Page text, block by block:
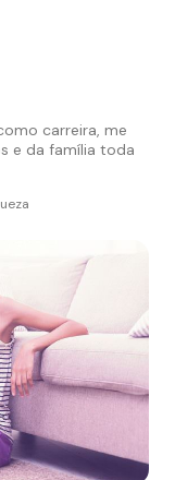
carreira, me
e da família toda